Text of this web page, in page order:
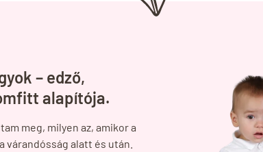
– edző,
alapítója.
meg, milyen az, amikor a
várandósság alatt és után.